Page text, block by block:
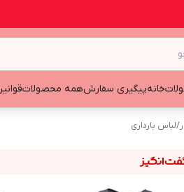
خانهپیگیری سفارشهمه محصولات
/لباس بارداری